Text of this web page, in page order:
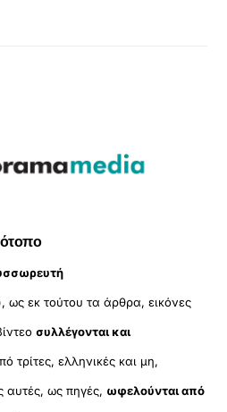
ως εκ τούτου τα άρθρα, εικόνες
συλλέγονται και
τρίτες, ελληνικές και μη,
αυτές, ως πηγές, ωφελούνται από